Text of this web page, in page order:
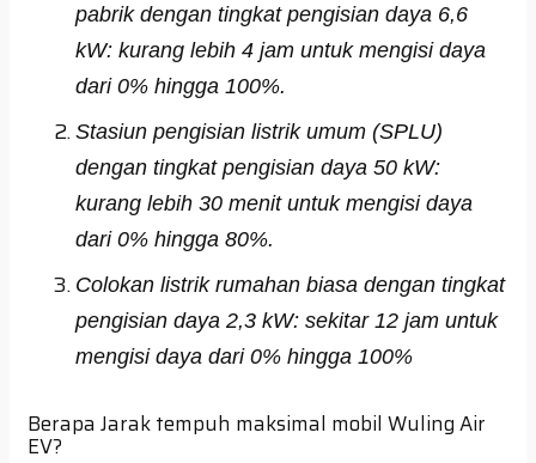
pabrik dengan tingkat pengisian daya 6,6
kW: kurang lebih 4 jam untuk mengisi daya
dari 0% hingga 100%.
Stasiun pengisian listrik umum (SPLU)
dengan tingkat pengisian daya 50 kW:
kurang lebih 30 menit untuk mengisi daya
dari 0% hingga 80%.
Colokan listrik rumahan biasa dengan tingkat
pengisian daya 2,3 kW: sekitar 12 jam untuk
mengisi daya dari 0% hingga 100%
Berapa Jarak tempuh maksimal mobil Wuling Air
EV?